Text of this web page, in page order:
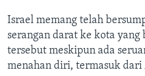
Israel memang telah
serangan darat ke kota yang
tersebut meskipun ada
menahan diri, termasuk dari